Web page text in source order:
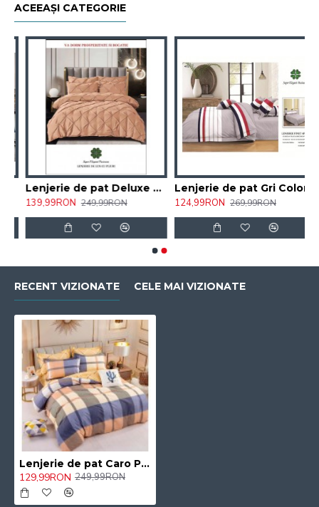
ACEEAȘI CATEGORIE
Lenjerie de pat Deluxe Pucioasa , 6 Piese , Bumbac Finet 2 persoane 15/SEP
139,99RON 249,99RON
Lenjerie de pat Gri Color, cearceaf cu Elastic , 6 Piese , bumbac finet ,2 persoane 187/SON
124,99RON 269,99RON
RECENT VIZIONATE CELE MAI VIZIONATE
Lenjerie de pat Caro Pucioasa ,6 Piese bumbac finet ,2 persoane 05/CAV
129,99RON 249,99RON